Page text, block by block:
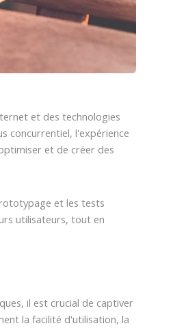
et des technologies
concurrentiel, l'expérience
et de créer des
et les tests
utilisateurs, tout en
il est crucial de captiver
la facilité d'utilisation, la